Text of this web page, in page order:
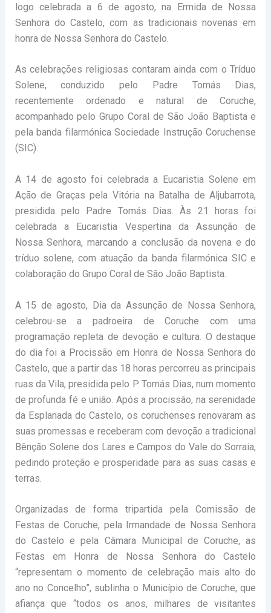
logo celebrada a 6 de agosto, na Ermida de Nossa
Senhora do Castelo, com as tradicionais novenas em
honra de Nossa Senhora do Castelo.
As celebrações religiosas contaram ainda com o Tríduo
Solene, conduzido pelo Padre Tomás Dias,
recentemente ordenado e natural de Coruche,
acompanhado pelo Grupo Coral de São João Baptista e
pela banda filarmónica Sociedade Instrução Coruchense
(SIC).
A 14 de agosto foi celebrada a Eucaristia Solene em
Ação de Graças pela Vitória na Batalha de Aljubarrota,
presidida pelo Padre Tomás Dias. Às 21 horas foi
celebrada a Eucaristia Vespertina da Assunção de
Nossa Senhora, marcando a conclusão da novena e do
tríduo solene, com atuação da banda filarmónica SIC e
colaboração do Grupo Coral de São João Baptista.
A 15 de agosto, Dia da Assunção de Nossa Senhora,
celebrou-se a padroeira de Coruche com uma
programação repleta de devoção e cultura. O destaque
do dia foi a Procissão em Honra de Nossa Senhora do
Castelo, que a partir das 18 horas percorreu as principais
ruas da Vila, presidida pelo P. Tomás Dias, num momento
de profunda fé e união. Após a procissão, na serenidade
da Esplanada do Castelo, os coruchenses renovaram as
suas promessas e receberam com devoção a tradicional
Bênção Solene dos Lares e Campos do Vale do Sorraia,
pedindo proteção e prosperidade para as suas casas e
terras.
Organizadas de forma tripartida pela Comissão de
Festas de Coruche, pela Irmandade de Nossa Senhora
do Castelo e pela Câmara Municipal de Coruche, as
Festas em Honra de Nossa Senhora do Castelo
“representam o momento de celebração mais alto do
ano no Concelho”, sublinha o Município de Coruche, que
afiança que “todos os anos, milhares de visitantes